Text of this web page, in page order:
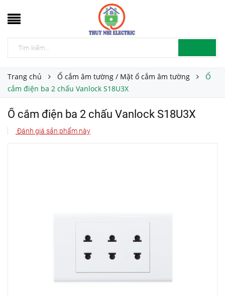
Trang chủ Ổ cắm âm tường / Mặt ổ cắm âm tường
Ổ
cắm điện ba 2 chấu Vanlock S18U3X
Ổ cắm điện ba 2 chấu Vanlock S18U3X
Đánh giá sản phẩm này